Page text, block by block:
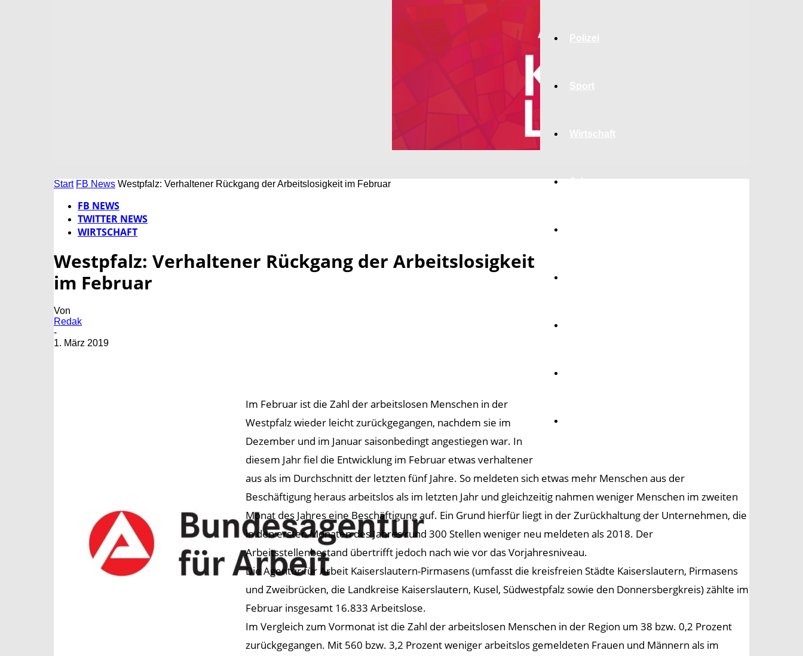
Jobs
Start FB News Westpfalz: Verhaltener Rückgang der Arbeitslosigkeit im Februar
FB NEWS
TWITTER NEWS
WIRTSCHAFT
Westpfalz: Verhaltener Rückgang der Arbeitslosigkeit
im Februar
Von
Redak
-
1. März 2019
Im Februar ist die Zahl der arbeitslosen Menschen in der
Westpfalz wieder leicht zurückgegangen, nachdem sie im
Dezember und im Januar saisonbedingt angestiegen war. In
diesem Jahr fiel die Entwicklung im Februar etwas verhaltener
aus als im Durchschnitt der letzten fünf Jahre. So meldeten sich etwas mehr Menschen aus der
Beschäftigung heraus arbeitslos als im letzten Jahr und gleichzeitig nahmen weniger Menschen im zweiten
Monat des Jahres eine Beschäftigung auf. Ein Grund hierfür liegt in der Zurückhaltung der Unternehmen, die
in den ersten Monaten des Jahres rund 300 Stellen weniger neu meldeten als 2018. Der
Arbeitsstellenbestand übertrifft jedoch nach wie vor das Vorjahresniveau.
Die Agentur für Arbeit Kaiserslautern-Pirmasens (umfasst die kreisfreien Städte Kaiserslautern, Pirmasens
und Zweibrücken, die Landkreise Kaiserslautern, Kusel, Südwestpfalz sowie den Donnersbergkreis) zählte im
Februar insgesamt 16.833 Arbeitslose.
Im Vergleich zum Vormonat ist die Zahl der arbeitslosen Menschen in der Region um 38 bzw. 0,2 Prozent
zurückgegangen. Mit 560 bzw. 3,2 Prozent weniger arbeitslos gemeldeten Frauen und Männern als im